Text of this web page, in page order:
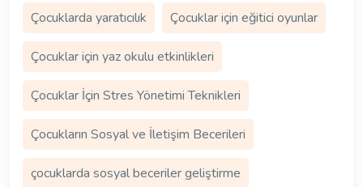
Çocuklarda yaratıcılık Çocuklar için eğitici oyunlar
Çocuklar için yaz okulu etkinlikleri
Çocuklar İçin Stres Yönetimi Teknikleri
Çocukların Sosyal ve İletişim Becerileri
çocuklarda sosyal beceriler geliştirme